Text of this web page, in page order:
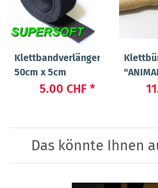
Klettbandverlängerung
50cm x 5cm
5.00 CHF *
Das könnte Ihnen